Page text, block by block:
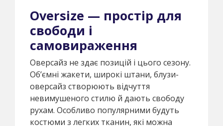
Oversize — простір для
свободи і
самовираження
Оверсайз не здає позицій і цього сезону.
Об’ємні жакети, широкі штани, блузи-
оверсайз створюють відчуття
невимушеного стилю й дають свободу
рухам. Особливо популярними будуть
костюми з легких тканин, які можна